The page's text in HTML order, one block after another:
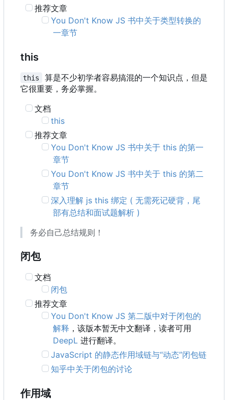
推荐文章
You Don't Know JS 书中关于类型转换的
一章节
this
this
算是不少初学者容易搞混的一个知识点，但是
它很重要，务必掌握。
文档
this
推荐文章
You Don't Know JS 书中关于 this 的第一
章节
You Don't Know JS 书中关于 this 的第二
章节
深入理解 js this 绑定 ( 无需死记硬背，尾
部有总结和面试题解析 )
务必自己总结规则！
闭包
文档
闭包
推荐文章
You Don't Know JS 第二版中对于闭包的
解释 ，该版本暂无中文翻译，读者可用
DeepL 进行翻译。
JavaScript 的静态作用域链与“动态”闭包链
知乎中关于闭包的讨论
作用域